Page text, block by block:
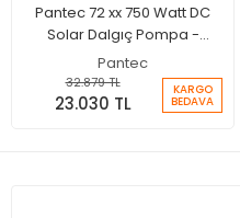
Pantec 72 xx 750 Watt DC
Solar Dalgıç Pompa -
Max.95 Metre - Max.4.5 Ton
Su
Pantec
32.879 TL
23.030 TL
KARGO
BEDAVA